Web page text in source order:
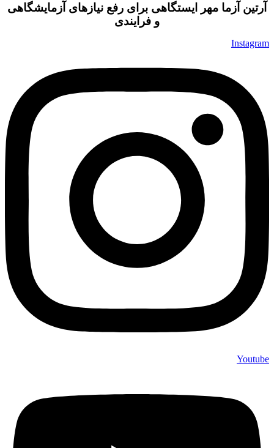
آرتین آزما مهر ایستگاهی برای رفع نیازهای آزمایشگاهی
و فرایندی
Instagram
Youtube